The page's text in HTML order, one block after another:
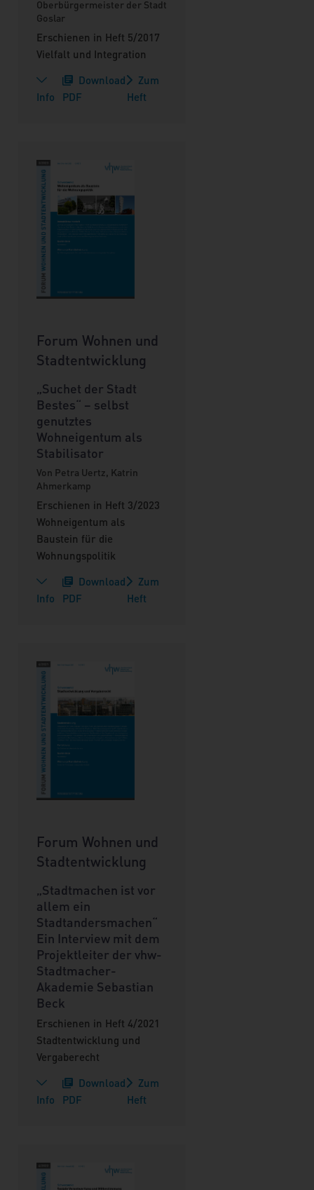
Oberbürgermeister der Stadt
Goslar
Erschienen in Heft 5/2017
Vielfalt und Integration
Info
Download
PDF
Zum
Heft
Forum Wohnen und
Stadtentwicklung
„Suchet der Stadt
Bestes“ – selbst
genutztes
Wohneigentum als
Stabilisator
Von Petra Uertz, Katrin
Ahmerkamp
Erschienen in Heft 3/2023
Wohneigentum als
Baustein für die
Wohnungspolitik
Info
Download
PDF
Zum
Heft
Forum Wohnen und
Stadtentwicklung
„Stadtmachen ist vor
allem ein
Stadtandersmachen“
Ein Interview mit dem
Projektleiter der vhw-
Stadtmacher-
Akademie Sebastian
Beck
Erschienen in Heft 4/2021
Stadtentwicklung und
Vergaberecht
Info
Download
PDF
Zum
Heft